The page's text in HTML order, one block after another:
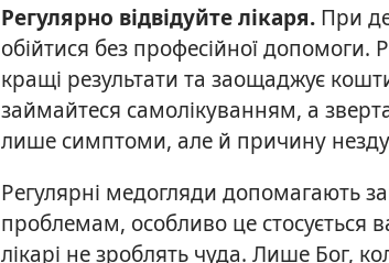
Регулярно відвідуйте лікаря. При
обійтися без професійної допомоги.
кращі результати та заощаджує
займайтеся самолікуванням, а
лише симптоми, але й причину
Регулярні медогляди допомагають
проблемам, особливо це стосується
лікарі не зроблять чуда. Лише Бог,